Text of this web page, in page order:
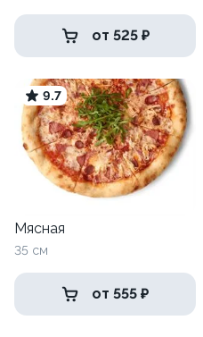
от 525 ₽
9.7
Мясная
35 см
от 555 ₽